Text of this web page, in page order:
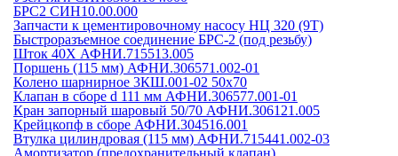
БРС2 СИН10.00.000
Запчасти к цементировочному насосу НЦ 320 (9Т)
Быстроразъемное соединение БРС-2 (под резьбу)
Шток 40Х АФНИ.715513.005
Поршень (115 мм) АФНИ.306571.002-01
Колено шарнирное 3КШ.001-02 50х70
Клапан в сборе d 111 мм АФНИ.306577.001-01
Кран запорный шаровый 50/70 АФНИ.306121.005
Крейцкопф в сборе АФНИ.304516.001
Втулка цилиндровая (115 мм) АФНИ.715441.002-03
Амортизатор (предохранительный клапан)